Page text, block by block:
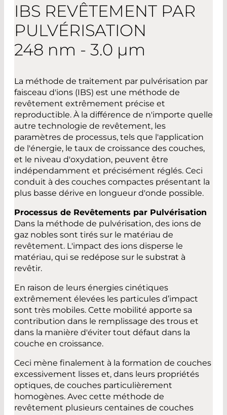
IBS REVÊTEMENT PAR
PULVÉRISATION
248 nm - 3.0 µm
La méthode de traitement par pulvérisation par
faisceau d'ions (IBS) est une méthode de
revêtement extrêmement précise et
reproductible. À la différence de n'importe quelle
autre technologie de revêtement, les
paramètres de processus, tels que l'application
de l'énergie, le taux de croissance des couches,
et le niveau d'oxydation, peuvent être
indépendamment et précisément réglés. Ceci
conduit à des couches compactes présentant la
plus basse dérive en longueur d'onde possible.
Processus de Revêtements par Pulvérisation
Dans la méthode de pulvérisation, des ions de
gaz nobles sont tirés sur le matériau de
revêtement. L'impact des ions disperse le
matériau, qui se redépose sur le substrat à
revêtir.
En raison de leurs énergies cinétiques
extrêmement élevées les particules d’impact
sont très mobiles. Cette mobilité apporte sa
contribution dans le remplissage des trous et
dans la manière d'éviter tout défaut dans la
couche en croissance.
Ceci mène finalement à la formation de couches
excessivement lisses et, dans leurs propriétés
optiques, de couches particulièrement
homogènes. Avec cette méthode de
revêtement plusieurs centaines de couches